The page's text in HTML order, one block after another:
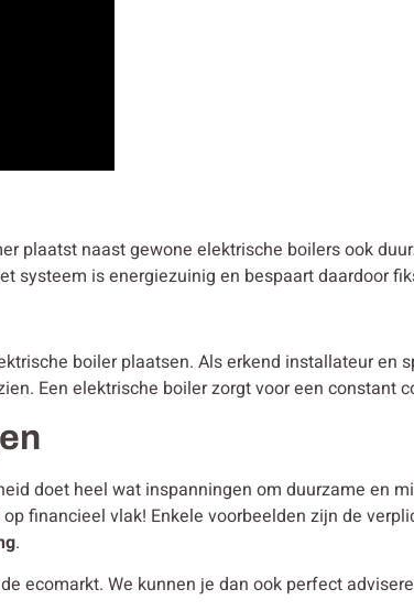
plaatst naast gewone elektrische boilers ook
systeem is energiezuinig en bespaart daardoor
boiler plaatsen. Als erkend installateur en
Een elektrische boiler zorgt voor een constant
doet heel wat inspanningen om duurzame en
financieel vlak! Enkele voorbeelden zijn de
.
ecomarkt. We kunnen je dan ook perfect